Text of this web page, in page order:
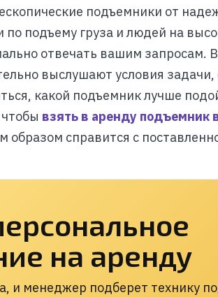
подъемники от
подъему груза и людей на
отвечать вашим
выслушают условия
какой подъемник лучше
взять в аренду подъемник
образом справится с
на аренду
и менеджер подберет технику